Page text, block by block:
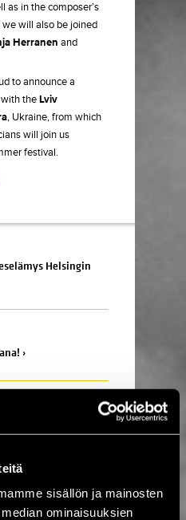
sisällön ja mainosten
ominaisuuksien
as in the composer’s
will also be joined
Herranen and
to announce a
theLviv
, Ukraine, from which
will join us
festival.
Helsingin
›
lähes 50
–